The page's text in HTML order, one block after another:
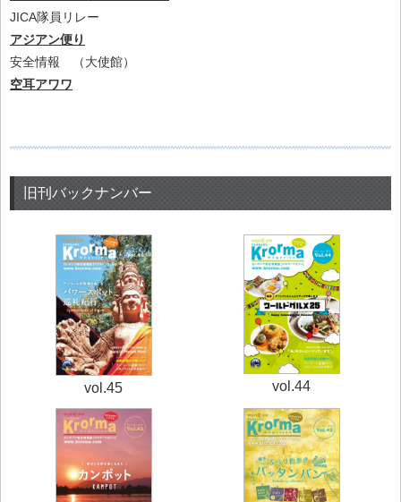
JICA隊員リレー
アジアン便り
安全情報 （大使館）
空耳アワワ
旧刊バックナンバー
vol.45 vol.44